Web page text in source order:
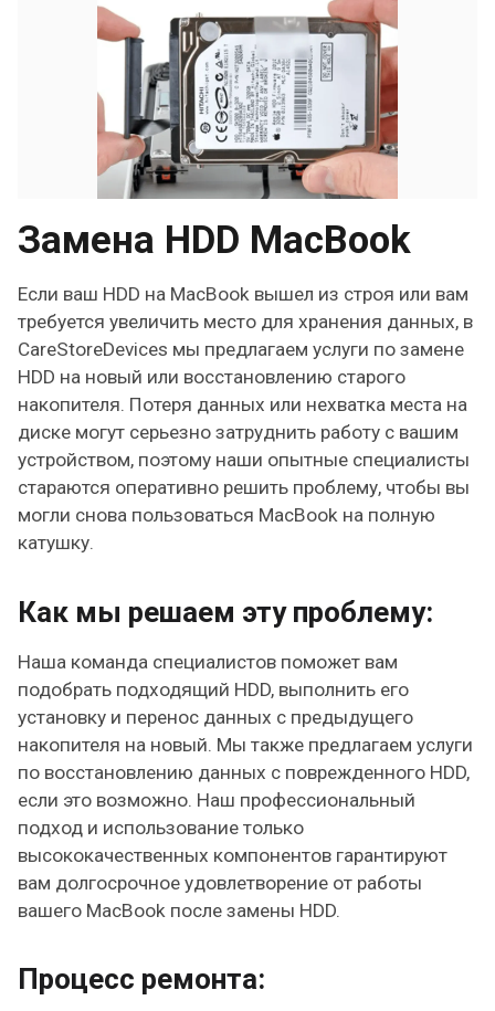
Замена HDD MacBook
Если ваш HDD на MacBook вышел из строя или вам
требуется увеличить место для хранения данных, в
CareStoreDevices мы предлагаем услуги по замене
HDD на новый или восстановлению старого
накопителя. Потеря данных или нехватка места на
диске могут серьезно затруднить работу с вашим
устройством, поэтому наши опытные специалисты
стараются оперативно решить проблему, чтобы вы
могли снова пользоваться MacBook на полную
катушку.
Как мы решаем эту проблему:
Наша команда специалистов поможет вам
подобрать подходящий HDD, выполнить его
установку и перенос данных с предыдущего
накопителя на новый. Мы также предлагаем услуги
по восстановлению данных с поврежденного HDD,
если это возможно. Наш профессиональный
подход и использование только
высококачественных компонентов гарантируют
вам долгосрочное удовлетворение от работы
вашего MacBook после замены HDD.
Процесс ремонта: